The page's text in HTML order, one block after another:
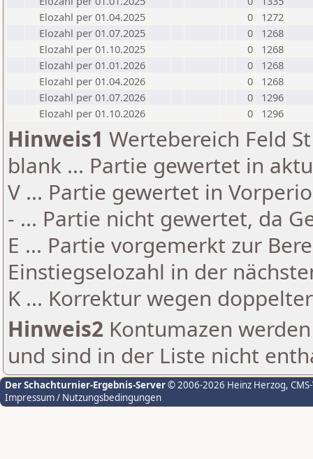
Elozahl per 01.04.2025
0
1272
Elozahl per 01.07.2025
0
1268
Elozahl per 01.10.2025
0
1268
Elozahl per 01.01.2026
0
1268
Elozahl per 01.04.2026
0
1268
Elozahl per 01.07.2026
0
1296
Elozahl per 01.10.2026
0 1296
Hinweis1 Wertebereich Feld
blank ... Partie gewertet in
V ... Partie gewertet in
- ... Partie nicht gewertet, da
E ... Partie vorgemerkt zur
Einstiegselozahl in der
K ... Korrektur wegen
Hinweis2 Kontumazen
und sind in der Liste nicht
Der Schachturnier-Ergebnis-Server© 2006-2026 Heinz Herzog,
Impressum / Nutzungsbedingungen